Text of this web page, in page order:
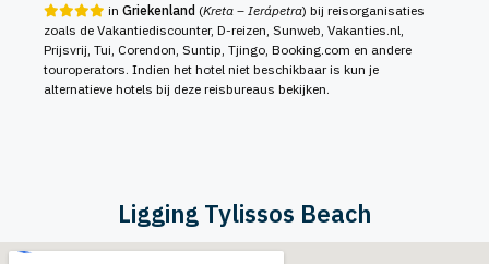
in Griekenland (Kreta – Ierápetra) bij reisorganisaties
zoals de Vakantiediscounter, D-reizen, Sunweb, Vakanties.nl,
Prijsvrij, Tui, Corendon, Suntip, Tjingo, Booking.com en andere
touroperators. Indien het hotel niet beschikbaar is kun je
alternatieve hotels bij deze reisbureaus bekijken.
Ligging Tylissos Beach